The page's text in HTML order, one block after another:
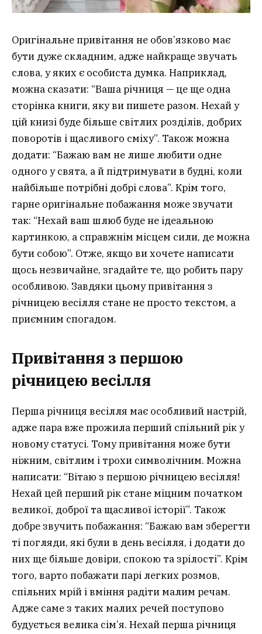
Оригінальне привітання не обов’язково має
бути дуже складним, адже найкраще звучать
слова, у яких є особиста думка. Наприклад,
можна сказати: “Ваша річниця — це ще одна
сторінка книги, яку ви пишете разом. Нехай у
цій книзі буде більше світлих розділів, добрих
поворотів і щасливого сміху”. Також можна
додати: “Бажаю вам не лише любити одне
одного у свята, а й підтримувати в будні, коли
найбільше потрібні добрі слова”. Крім того,
гарне оригінальне побажання може звучати
так: “Нехай ваш шлюб буде не ідеальною
картинкою, а справжнім місцем сили, де можна
бути собою”. Отже, якщо ви хочете написати
щось незвичайне, згадайте те, що робить пару
особливою. Завдяки цьому привітання з
річницею весілля стане не просто текстом, а
приємним спогадом.
Привітання з першою
річницею весілля
Перша річниця весілля має особливий настрій,
адже пара вже прожила перший спільний рік у
новому статусі. Тому привітання може бути
ніжним, світлим і трохи символічним. Можна
написати: “Вітаю з першою річницею весілля!
Нехай цей перший рік стане міцним початком
великої, доброї та щасливої історії”. Також
добре звучить побажання: “Бажаю вам зберегти
ті погляди, які були в день весілля, і додати до
них ще більше довіри, спокою та зрілості”. Крім
того, варто побажати парі легких розмов,
спільних мрій і вміння радіти малим речам.
Адже саме з таких малих речей поступово
будується велика сім’я. Нехай перша річниця